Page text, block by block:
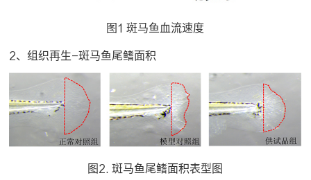
图1 斑马鱼血流速度
2、组织再生-斑马鱼尾鳍面积
图2. 斑马鱼尾鳍面积表型图